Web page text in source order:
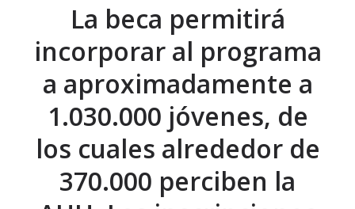
La beca permitirá
incorporar al programa
a aproximadamente a
1.030.000 jóvenes, de
los cuales alrededor de
370.000 perciben la